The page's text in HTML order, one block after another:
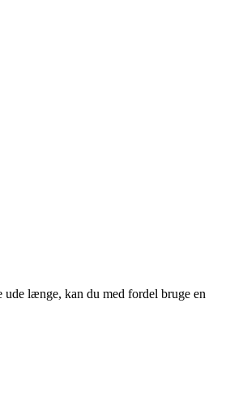
længe, kan du med fordel bruge en